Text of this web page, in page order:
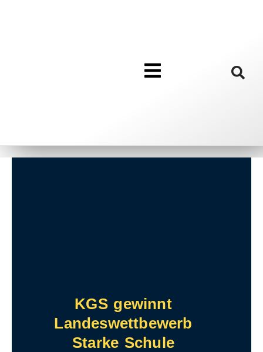
KGS gewinnt
Landeswettbewerb
Starke Schule